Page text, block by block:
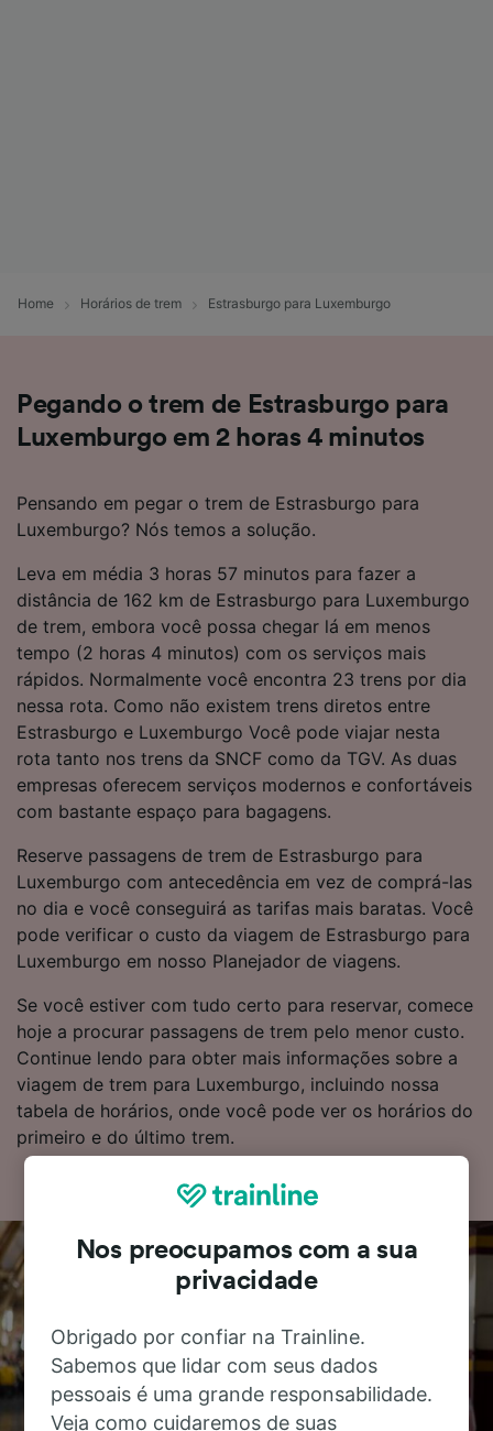
Home Horários de trem Estrasburgo para Luxemburgo
Pegando o trem de Estrasburgo para
Luxemburgo em 2 horas 4 minutos
Pensando em pegar o trem de Estrasburgo para
Luxemburgo? Nós temos a solução.
Leva em média 3 horas 57 minutos para fazer a
distância de 162 km de Estrasburgo para Luxemburgo
de trem, embora você possa chegar lá em menos
tempo (2 horas 4 minutos) com os serviços mais
rápidos. Normalmente você encontra 23 trens por dia
nessa rota. Como não existem trens diretos entre
Estrasburgo e Luxemburgo Você pode viajar nesta
rota tanto nos trens da SNCF como da TGV. As duas
empresas oferecem serviços modernos e confortáveis
com bastante espaço para bagagens.
Reserve passagens de trem de Estrasburgo para
Luxemburgo com antecedência em vez de comprá-las
no dia e você conseguirá as tarifas mais baratas. Você
pode verificar o custo da viagem de Estrasburgo para
Luxemburgo em nosso Planejador de viagens.
Se você estiver com tudo certo para reservar, comece
hoje a procurar passagens de trem pelo menor custo.
Continue lendo para obter mais informações sobre a
viagem de trem para Luxemburgo, incluindo nossa
tabela de horários, onde você pode ver os horários do
primeiro e do último trem.
Nos preocupamos com a sua
privacidade
Obrigado por confiar na Trainline.
Sabemos que lidar com seus dados
pessoais é uma grande responsabilidade.
Veja como cuidaremos de suas